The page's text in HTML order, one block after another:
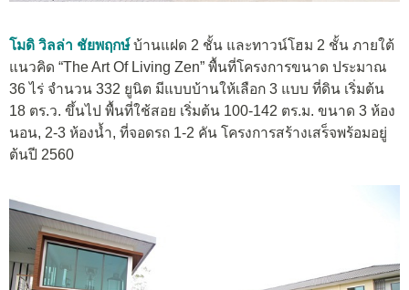
โมดิ วิลล่า ชัยพฤกษ์ บ้านแฝด 2 ชั้น และทาวน์โฮม 2 ชั้น ภายใต้
แนวคิด “The Art Of Living Zen” พื้นที่โครงการขนาด ประมาณ
36 ไร่ จำนวน 332 ยูนิต มีแบบบ้านให้เลือก 3 แบบ ที่ดิน เริ่มต้น
18 ตร.ว. ขึ้นไป พื้นที่ใช้สอย เริ่มต้น 100-142 ตร.ม. ขนาด 3 ห้อง
นอน, 2-3 ห้องน้ำ, ที่จอดรถ 1-2 คัน โครงการสร้างเสร็จพร้อมอยู่
ต้นปี 2560